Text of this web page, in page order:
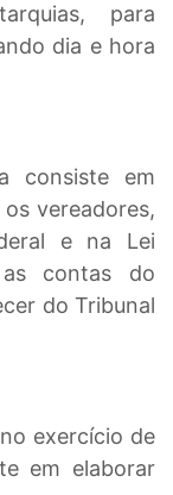
para
dia e hora
consiste em
vereadores,
e na Lei
contas do
do Tribunal
exercício de
em elaborar